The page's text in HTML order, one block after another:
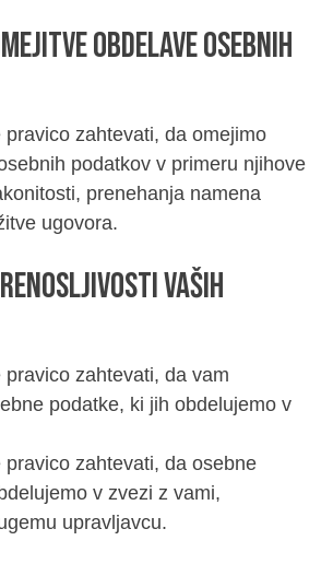
obdelave osebnih
pravico zahtevati, da omejimo
podatkov v primeru njihove
prenehanja namena
ugovora.
vaših
zahtevati, da vam
podatke, ki jih obdelujemo v
pravico zahtevati, da osebne
v zvezi z vami,
upravljavcu.